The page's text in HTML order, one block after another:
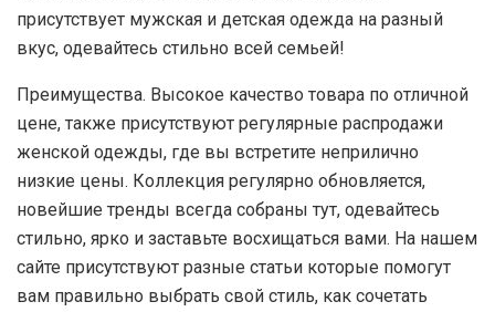
присутствует мужская и детская одежда на разный
вкус, одевайтесь стильно всей семьей!
Преимущества. Высокое качество товара по отличной
цене, также присутствуют регулярные распродажи
женской одежды, где вы встретите неприлично
низкие цены. Коллекция регулярно обновляется,
новейшие тренды всегда собраны тут, одевайтесь
стильно, ярко и заставьте восхищаться вами. На нашем
сайте присутствуют разные статьи которые помогут
вам правильно выбрать свой стиль, как сочетать